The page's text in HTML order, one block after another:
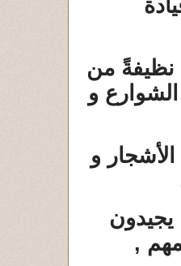
نظيفةً من
و
و
يجيدون
,